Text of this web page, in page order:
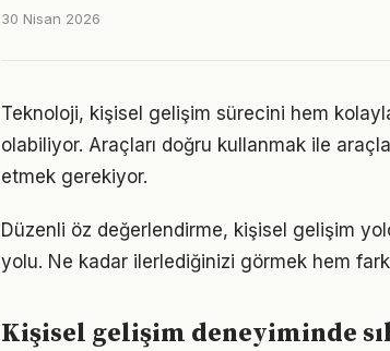
30 Nisan 2026
Teknoloji, kişisel gelişim sürecini hem
olabiliyor. Araçları doğru kullanmak ile
etmek gerekiyor.
Düzenli öz değerlendirme, kişisel gelişim
yolu. Ne kadar ilerlediğinizi görmek hem
Kişisel gelişim deneyiminde